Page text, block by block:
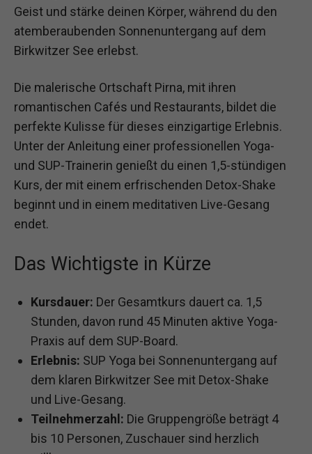
Geist und stärke deinen Körper, während du den
atemberaubenden Sonnenuntergang auf dem
Birkwitzer See erlebst.
Die malerische Ortschaft Pirna, mit ihren
romantischen Cafés und Restaurants, bildet die
perfekte Kulisse für dieses einzigartige Erlebnis.
Unter der Anleitung einer professionellen Yoga-
und SUP-Trainerin genießt du einen 1,5-stündigen
Kurs, der mit einem erfrischenden Detox-Shake
beginnt und in einem meditativen Live-Gesang
endet.
Das Wichtigste in Kürze
Kursdauer: Der Gesamtkurs dauert ca. 1,5
Stunden, davon rund 45 Minuten aktive Yoga-
Praxis auf dem SUP-Board.
Erlebnis: SUP Yoga bei Sonnenuntergang auf
dem klaren Birkwitzer See mit Detox-Shake
und Live-Gesang.
Teilnehmerzahl: Die Gruppengröße beträgt 4
bis 10 Personen, Zuschauer sind herzlich